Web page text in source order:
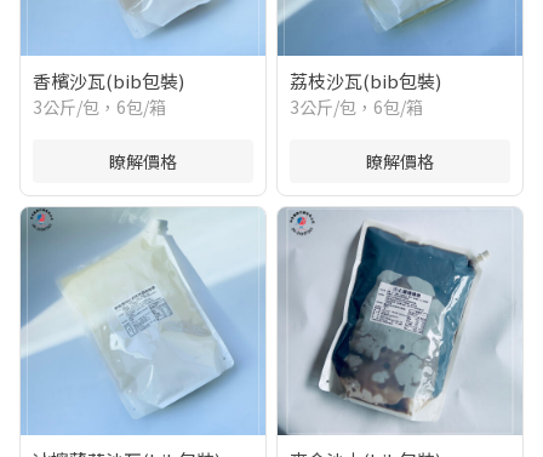
香檳沙瓦(bib包裝)
3公斤/包，6包/箱
瞭解價格
荔枝沙瓦(bib包裝)
3公斤/包，6包/箱
瞭解價格